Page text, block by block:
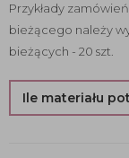
Przykłady
bieżącego należy
bieżących - 20 szt.
Ile materiału